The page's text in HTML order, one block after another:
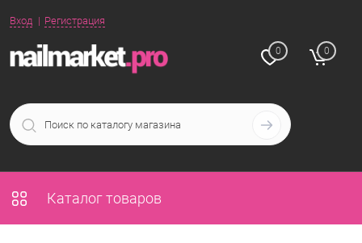
Вход Регистрация
0 0
Каталог товаров